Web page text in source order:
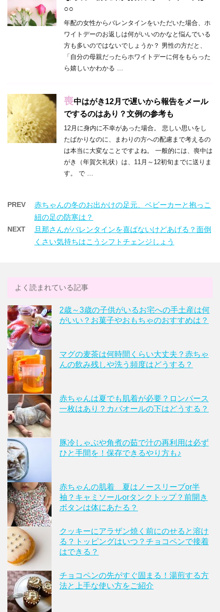
○○
年配の女性からバレンタインをいただいた場合、ホ
ワイトデーのお返しは何がいいのかなと悩んでいる
方も多いのではないでしょうか？ 男性の方だと、
「自分の母親だったらホワイトデーに何をもらった
ら嬉しいかわかる …
喪中はがき12月で遅いから報告をメール
でするのはあり？文例の参考も
12月に身内に不幸があった場合。 悲しい思いをし
たばかりなのに、まわりの方への配慮まで考えるの
は本当に大変なことですよね。 一般的には、喪中は
がき（年賀欠礼状）は、11月～12初旬までに送りま
す。 で …
PREV
赤ちゃんの冬のお出かけの足元、ベビーカーと抱っこ
紐の足の防寒は？
NEXT
旦那さんがバレンタインを喜ばないけどあげる？面倒
くさい気持ちはこうシフトチェンジしょう
よく読まれている記事
2歳～3歳の子供がいるお宅への手土産は何
がいい？お菓子やおもちゃのおすすめは？
マグの麦茶は何時間くらい大丈夫？赤ちゃ
んの飲み残しや洗う頻度はどうする？
赤ちゃんは夏でも肌着が必要？ロンパース
一枚はあり？カバオールの下はどうする？
豚冷しゃぶや角煮の茹で汁の再利用は必ず
ひと手間を！保存できるやり方も♪
赤ちゃんの肌着 夏はノースリーブor半
袖？キャミソールorタンクトップ？前開き
ボタンは体にあたる？
クッキーにアラザン焼く前にのせると溶け
る？トッピングはいつ？チョコペンで接着
はできる？
チョコペンの先がすぐ固まる！湯煎する方
法と上手な使い方をご紹介